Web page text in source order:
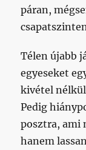
páran,
Télen újabb
egyeseket
kivétel
Pedig
posztra, ami
hanem